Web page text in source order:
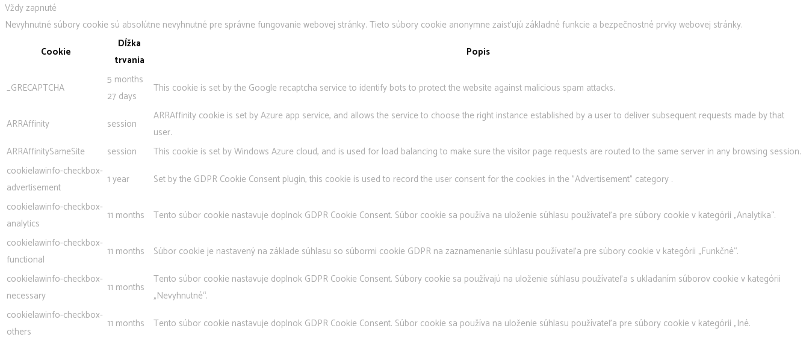
Vždy zapnuté
Nevyhnutné súbory cookie sú absolútne nevyhnutné pre správne fungovanie webovej stránky. Tieto súbory cookie anonymne zaisťujú základné funkcie a bezpečnostné prvky webovej stránky.
Cookie
Dĺžka
trvania
Popis
_GRECAPTCHA
5 months
27 days
This cookie is set by the Google recaptcha service to identify bots to protect the website against malicious spam attacks.
ARRAffinity session
ARRAffinity cookie is set by Azure app service, and allows the service to choose the right instance established by a user to deliver subsequent requests made by that
user.
ARRAffinitySameSite
session
This cookie is set by Windows Azure cloud, and is used for load balancing to make sure the visitor page requests are routed to the same server in any browsing session.
cookielawinfo-checkbox-
advertisement
1 year
Set by the GDPR Cookie Consent plugin, this cookie is used to record the user consent for the cookies in the "Advertisement" category .
cookielawinfo-checkbox-
analytics
11 months
Tento súbor cookie nastavuje doplnok GDPR Cookie Consent. Súbor cookie sa používa na uloženie súhlasu používateľa pre súbory cookie v kategórii „Analytika“.
cookielawinfo-checkbox-
functional
11 months
Súbor cookie je nastavený na základe súhlasu so súbormi cookie GDPR na zaznamenanie súhlasu používateľa pre súbory cookie v kategórii „Funkčné“.
cookielawinfo-checkbox-
necessary
11 months
Tento súbor cookie nastavuje doplnok GDPR Cookie Consent. Súbory cookie sa používajú na uloženie súhlasu používateľa s ukladaním súborov cookie v kategórii
„Nevyhnutné“.
cookielawinfo-checkbox-
others
11 months
Tento súbor cookie nastavuje doplnok GDPR Cookie Consent. Súbor cookie sa používa na uloženie súhlasu používateľa pre súbory cookie v kategórii „Iné.